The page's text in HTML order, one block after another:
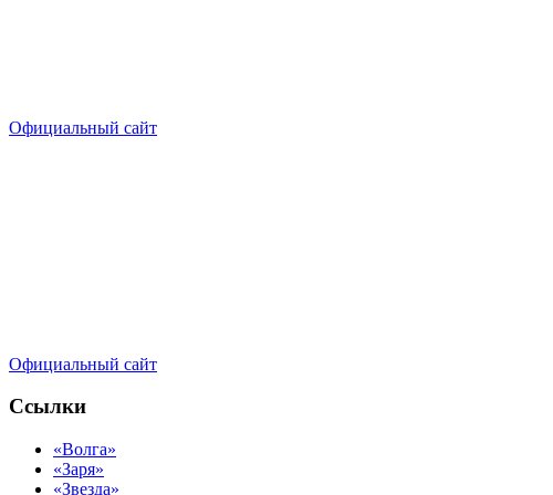
Официальный сайт
Официальный сайт
Ссылки
«Волга»
«Заря»
«Звезда»